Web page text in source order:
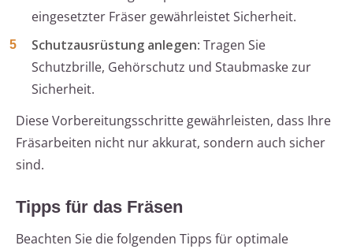
eingesetzter Fräser gewährleistet Sicherheit.
Schutzausrüstung anlegen: Tragen Sie
Schutzbrille, Gehörschutz und Staubmaske zur
Sicherheit.
Diese Vorbereitungsschritte gewährleisten, dass Ihre
Fräsarbeiten nicht nur akkurat, sondern auch sicher
sind.
Tipps für das Fräsen
Beachten Sie die folgenden Tipps für optimale